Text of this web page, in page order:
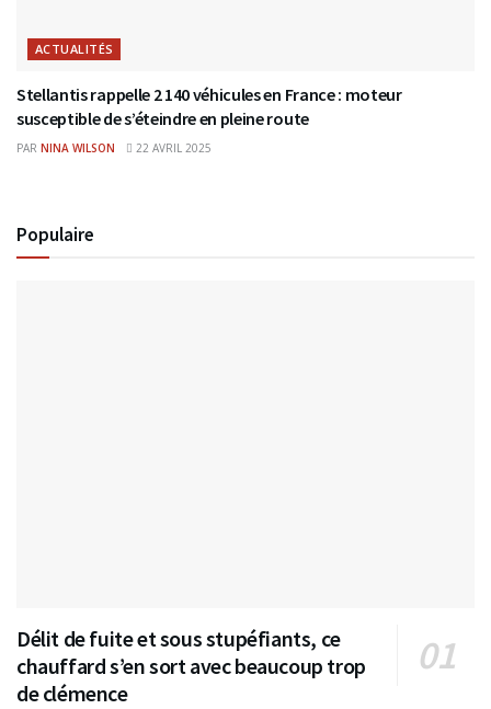
ACTUALITÉS
Stellantis rappelle 2 140 véhicules en France : moteur
susceptible de s’éteindre en pleine route
PAR NINA WILSON 22 AVRIL 2025
Populaire
Délit de fuite et sous stupéfiants, ce
chauffard s’en sort avec beaucoup trop
de clémence